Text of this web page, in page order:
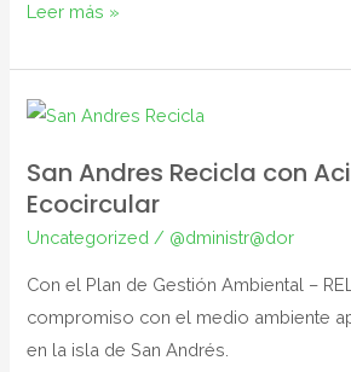
Leer más »
San Andres Recicla con
Ecocircular
Uncategorized / @dministr@dor
Con el Plan de Gestión Ambiental –
compromiso con el medio ambiente
en la isla de San Andrés.
San
Recicla
con
Acil
y
Ecocircular